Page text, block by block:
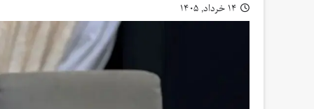
۱۴ خرداد, ۱۴۰۵